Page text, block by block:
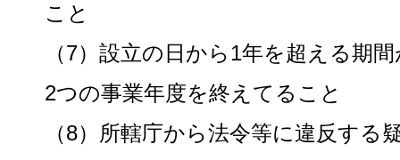
こと
（7）設立の日から1年を超える期
2つの事業年度を終えてること
（8）所轄庁から法令等に違反する